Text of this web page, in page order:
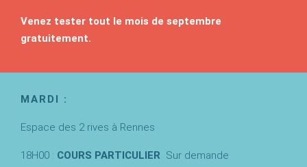
Venez tester tout le mois de septembre
gratuitement.
MARDI :
Espace des 2 rives à Rennes
18H00 : COURS PARTICULIER Sur demande